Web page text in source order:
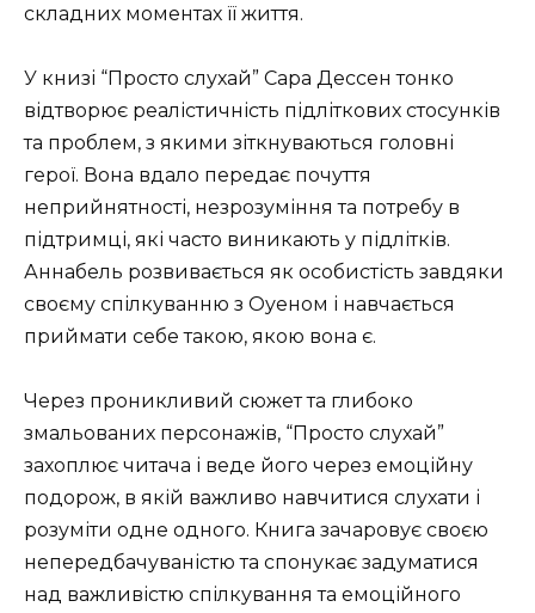
складних моментах її життя.
У книзі “Просто слухай” Сара Дессен тонко
відтворює реалістичність підліткових стосунків
та проблем, з якими зіткнуваються головні
герої. Вона вдало передає почуття
неприйнятності, незрозуміння та потребу в
підтримці, які часто виникають у підлітків.
Аннабель розвивається як особистість завдяки
своєму спілкуванню з Оуеном і навчається
приймати себе такою, якою вона є.
Через проникливий сюжет та глибоко
змальованих персонажів, “Просто слухай”
захоплює читача і веде його через емоційну
подорож, в якій важливо навчитися слухати і
розуміти одне одного. Книга зачаровує своєю
непередбачуваністю та спонукає задуматися
над важливістю спілкування та емоційного